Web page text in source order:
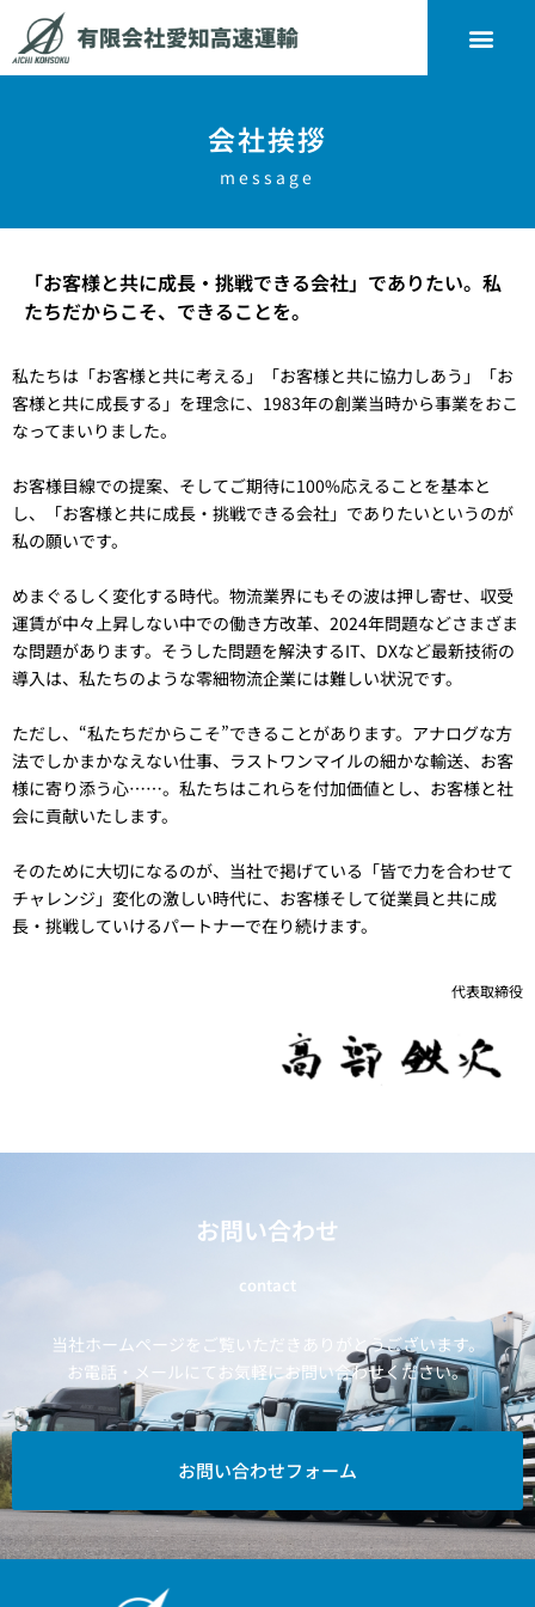
会社挨拶
message
「お客様と共に成長・挑戦できる会社」でありたい。私
たちだからこそ、できることを。
私たちは「お客様と共に考える」「お客様と共に協力しあう」「お
客様と共に成長する」を理念に、1983年の創業当時から事業をおこ
なってまいりました。
お客様目線での提案、そしてご期待に100%応えることを基本と
し、「お客様と共に成長・挑戦できる会社」でありたいというのが
私の願いです。
めまぐるしく変化する時代。物流業界にもその波は押し寄せ、収受
運賃が中々上昇しない中での働き方改革、2024年問題などさまざま
な問題があります。そうした問題を解決するIT、DXなど最新技術の
導入は、私たちのような零細物流企業には難しい状況です。
ただし、“私たちだからこそ”できることがあります。アナログな方
法でしかまかなえない仕事、ラストワンマイルの細かな輸送、お客
様に寄り添う心……。私たちはこれらを付加価値とし、お客様と社
会に貢献いたします。
そのために大切になるのが、当社で掲げている「皆で力を合わせて
チャレンジ」変化の激しい時代に、お客様そして従業員と共に成
長・挑戦していけるパートナーで在り続けます。
代表取締役
お問い合わせ
contact
当社ホームページをご覧いただきありがとうございます。
お電話・メールにてお気軽にお問い合わせください。
お問い合わせフォーム